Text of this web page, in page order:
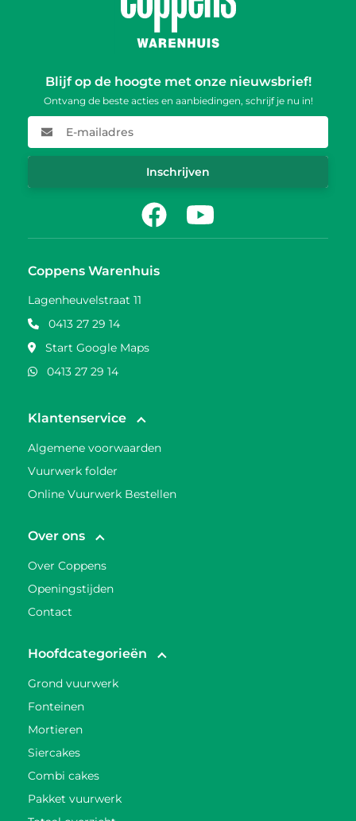
Blijf op de hoogte met onze nieuwsbrief!
Ontvang de beste acties en aanbiedingen, schrijf je nu in!
E-mailadres
Inschrijven
FacebookYoutube
Coppens Warenhuis
Lagenheuvelstraat 11
0413 27 29 14
Start Google Maps
0413 27 29 14
Klantenservice
Algemene voorwaarden
Vuurwerk folder
Online Vuurwerk Bestellen
Over ons
Over Coppens
Openingstijden
Contact
Hoofdcategorieën
Grond vuurwerk
Fonteinen
Mortieren
Siercakes
Combi cakes
Pakket vuurwerk